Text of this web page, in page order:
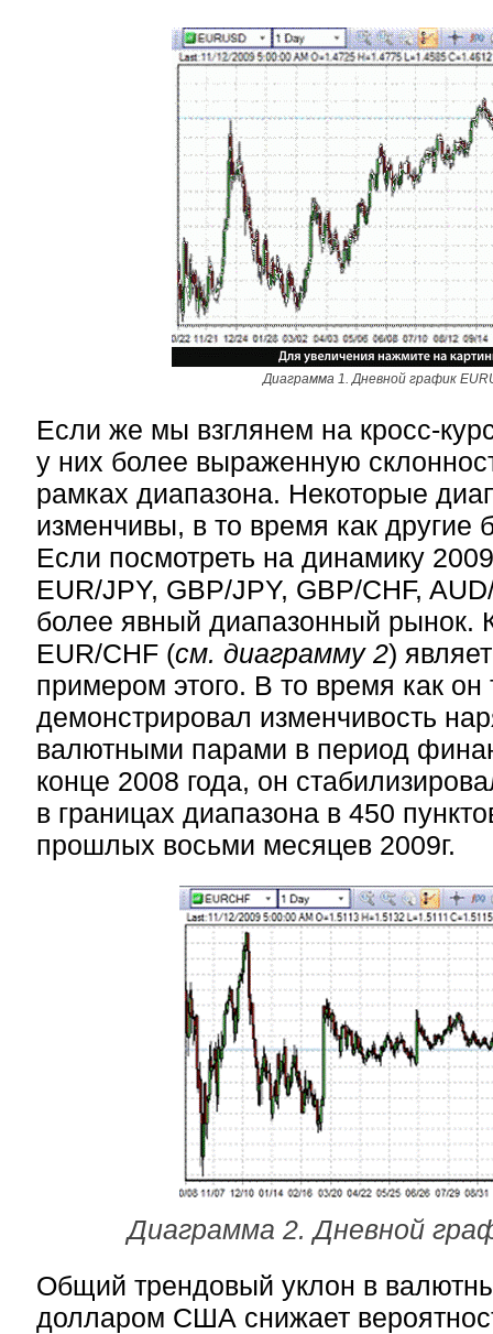
Диаграмма 1. Дневной график
Если же мы взглянем на кросс-
у них более выраженную
рамках диапазона. Некоторые
изменчивы, в то время как другие
Если посмотреть на динамику
EUR/JPY, GBP/JPY, GBP/CHF,
более явный диапазонный рынок.
EUR/CHF (см. диаграмму 2)
примером этого. В то время как он
демонстрировал изменчивость
валютными парами в период
конце 2008 года, он
в границах диапазона в 450
прошлых восьми месяцев 2009г.
Диаграмма 2. Дневной
Общий трендовый уклон в
долларом США снижает